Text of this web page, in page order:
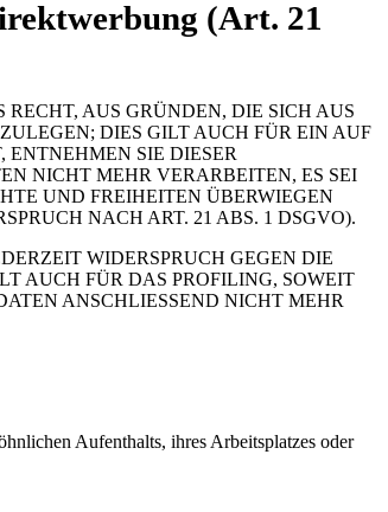
(Art. 21
AUS GRÜNDEN, DIE SICH AUS
DIES GILT AUCH FÜR EIN AUF
SIE DIESER
NICHT MEHR VERARBEITEN, ES SEI
UND FREIHEITEN ÜBERWIEGEN
NACH ART. 21 ABS. 1 DSGVO).
WIDERSPRUCH GEGEN DIE
AUCH FÜR DAS PROFILING, SOWEIT
ANSCHLIESSEND NICHT MEHR
Aufenthalts, ihres Arbeitsplatzes oder